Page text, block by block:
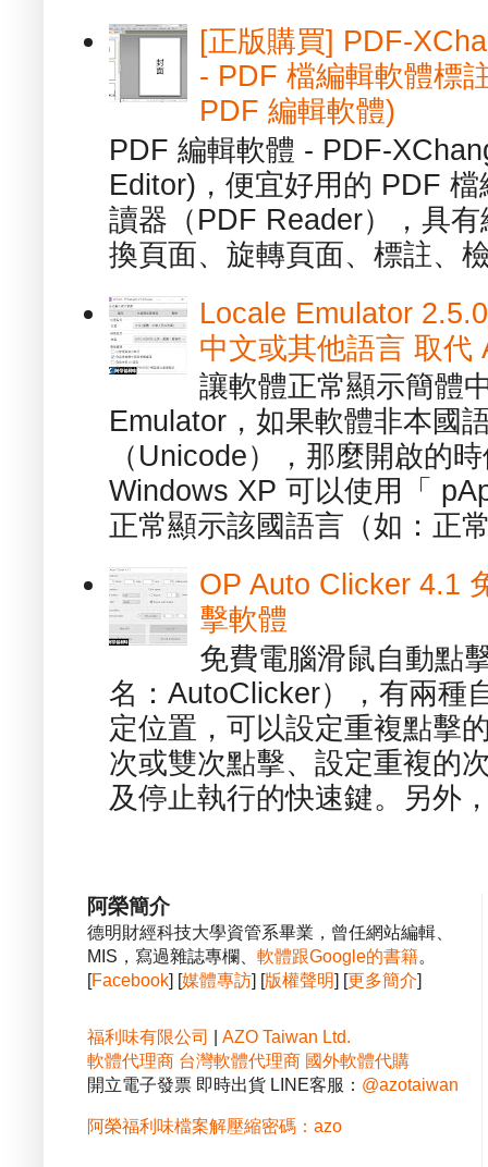
[正版購買] PDF-
- PDF 檔編輯軟體標
PDF 編輯軟體)
PDF 編輯軟體 - PDF-
Editor)，便宜好用的 PDF
讀器（PDF Reader），具
換頁面、旋轉頁面、標註、
Locale Emulator
中文或其他語言 取代
讓軟體正常顯示簡體
Emulator，如果軟體非本國
（Unicode），那麼開啟的
Windows XP 可以使用「
正常顯示該國語言（如：正
OP Auto Clicker 4.1
擊軟體
免費電腦滑鼠自動點
名：AutoClicker），有兩種
定位置，可以設定重複點擊
次或雙次點擊、設定重複的
及停止執行的快速鍵。另外
阿榮簡介
德明財經科技大學資管系畢業，曾任網站編輯、
MIS，寫過雜誌專欄、 軟體跟Google的書籍。
[Facebook] [媒體專訪] [版權聲明] [更多簡介]
福利味有限公司
AZO Taiwan Ltd.
軟體代理商 台灣軟體代理商 國外軟體代購
開立電子發票 即時出貨 LINE客服： @azotaiwan
阿榮福利味檔案解壓縮密碼：azo